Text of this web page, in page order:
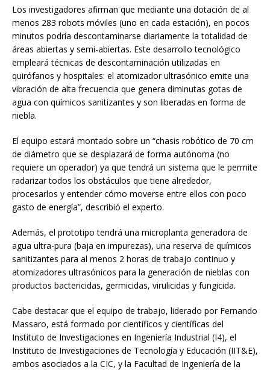
Los investigadores afirman que mediante una dotación de al
menos 283 robots móviles (uno en cada estación), en pocos
minutos podría descontaminarse diariamente la totalidad de
áreas abiertas y semi-abiertas. Este desarrollo tecnológico
empleará técnicas de descontaminación utilizadas en
quirófanos y hospitales: el atomizador ultrasónico emite una
vibración de alta frecuencia que genera diminutas gotas de
agua con químicos sanitizantes y son liberadas en forma de
niebla.
El equipo estará montado sobre un “chasis robótico de 70 cm
de diámetro que se desplazará de forma autónoma (no
requiere un operador) ya que tendrá un sistema que le permite
radarizar todos los obstáculos que tiene alrededor,
procesarlos y entender cómo moverse entre ellos con poco
gasto de energía”, describió el experto.
Además, el prototipo tendrá una microplanta generadora de
agua ultra-pura (baja en impurezas), una reserva de químicos
sanitizantes para al menos 2 horas de trabajo continuo y
atomizadores ultrasónicos para la generación de nieblas con
productos bactericidas, germicidas, virulicidas y fungicida.
Cabe destacar que el equipo de trabajo, liderado por Fernando
Massaro, está formado por científicos y científicas del
Instituto de Investigaciones en Ingeniería Industrial (I4), el
Instituto de Investigaciones de Tecnología y Educación (IIT&E),
ambos asociados a la CIC, y la Facultad de Ingeniería de la